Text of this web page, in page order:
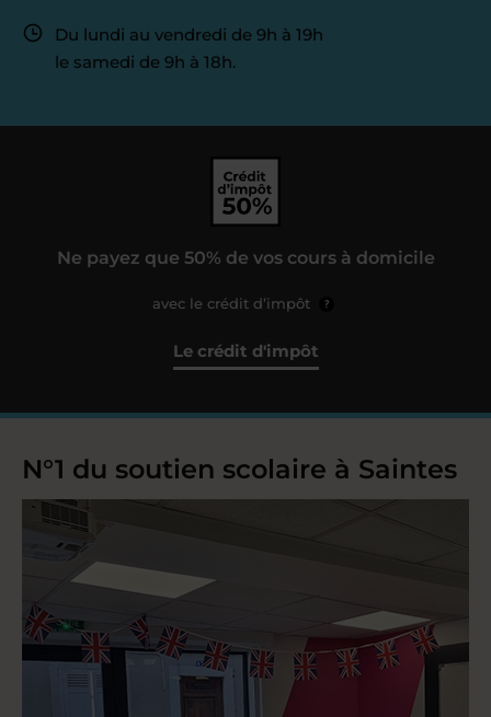
Du lundi au vendredi de 9h à 19h
le samedi de 9h à 18h.
Ne payez que 50% de vos cours à domicile
avec le crédit d’impôt ?
Le crédit d'impôt
N°1 du soutien scolaire à Saintes